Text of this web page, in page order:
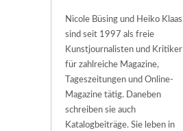
Nicole Büsing und Heiko Klaas
sind seit 1997 als freie
Kunstjournalisten und Kritiker
für zahlreiche Magazine,
Tageszeitungen und Online-
Magazine tätig. Daneben
schreiben sie auch
Katalogbeiträge. Sie leben in